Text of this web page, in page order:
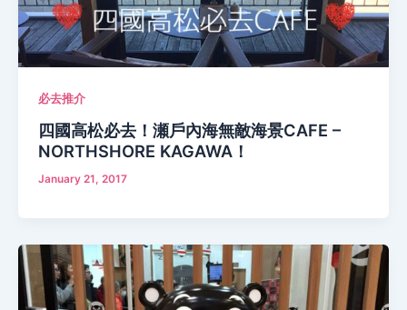
必去推介
四國高松必去！瀬戶內海無敵海景CAFE –
NORTHSHORE KAGAWA！
January 21, 2017